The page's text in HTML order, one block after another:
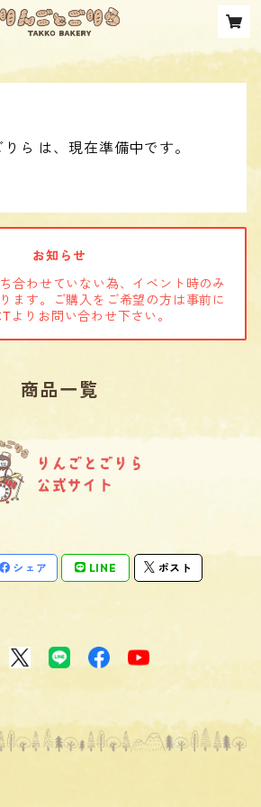
りら は、現在準備中です。
お知らせ
合わせていない為、イベント時のみ
ます。ご購入をご希望の方は事前に
よりお問い合わせ下さい。
商品一覧
シェア LINE ポスト